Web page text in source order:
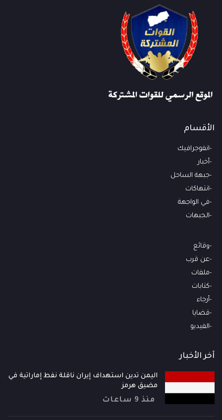
الأقسام
انفوجرافيك
أخبار
جبهة الساحل
انتهاكات
في الواجهة
الجبهات
وقائع
عن قرب
ملفات
كتابات
أرجاء
قضايا
الفيديو
آخر الأخبار
اليمن تدين استهداف إيران ناقلة نفط إماراتية في
مضيق هرمز
منذ 9 ساعات